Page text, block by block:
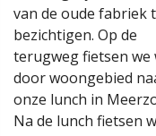
van de oude fabriek
bezichtigen. Op de
terugweg fietsen we
door woongebied
onze lunch in
Na de lunch fietsen